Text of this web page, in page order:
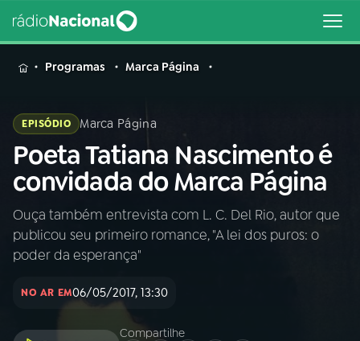
MENU
Buscar
na
Rádio
Nacional
Buscar
AO VIVO
01INÍCIO
Programas Marca Página
EPISÓDIO Marca Página
Poeta Tatiana Nascimento é
convidada do Marca Página
Ouça também entrevista com L. C. Del Rio, autor que
publicou seu primeiro romance, "A lei dos puros: o
poder da esperança"
NO AR EM06/05/2017, 13:30
Compartilhe